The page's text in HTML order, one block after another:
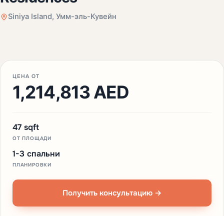
Siniya Island, Умм-эль-Кувейн
ЦЕНА ОТ
1,214,813 AED
47 sqft
ОТ ПЛОЩАДИ
1-3 спальни
ПЛАНИРОВКИ
Получить консультацию →